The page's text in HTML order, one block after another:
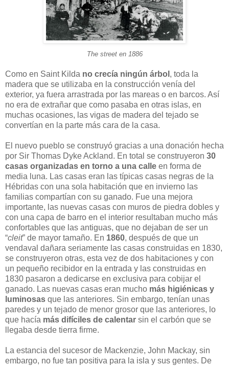
The street en 1886
Como en Saint Kilda no crecía ningún árbol , toda la
madera que se utilizaba en la construcción venía del
exterior, ya fuera arrastrada por las mareas o en barcos. Así
no era de extrañar que como pasaba en otras islas, en
muchas ocasiones, las vigas de madera del tejado se
convertían en la parte más cara de la casa.
El nuevo pueblo se construyó gracias a una donación hecha
por Sir Thomas Dyke Ackland. En total se construyeron 30
casas organizadas en torno a una calle en forma de
media luna. Las casas eran las típicas casas negras de la
Hébridas con una sola habitación que en invierno las
familias compartían con su ganado. Fue una mejora
importante, las nuevas casas con muros de piedra dobles y
con una capa de barro en el interior resultaban mucho más
confortables que las antiguas, que no dejaban de ser un
“cleit” de mayor tamaño. En 1860, después de que un
vendaval dañara seriamente las casas construidas en 1830,
se construyeron otras, esta vez de dos habitaciones y con
un pequeño recibidor en la entrada y las construidas en
1830 pasaron a dedicarse en exclusiva para cobijar el
ganado. Las nuevas casas eran mucho más higiénicas y
luminosas que las anteriores. Sin embargo, tenían unas
paredes y un tejado de menor grosor que las anteriores, lo
que hacía más difíciles de calentar sin el carbón que se
llegaba desde tierra firme.
La estancia del sucesor de Mackenzie, John Mackay, sin
embargo, no fue tan positiva para la isla y sus gentes. De